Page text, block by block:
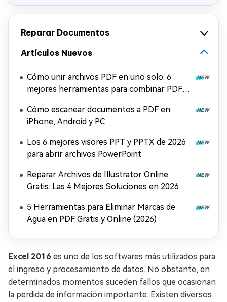
Reparar Documentos
Artículos Nuevos
Cómo unir archivos PDF en uno solo: 6
mejores herramientas para combinar PDF
Cómo escanear documentos a PDF en
iPhone, Android y PC
Los 6 mejores visores PPT y PPTX de 2026
para abrir archivos PowerPoint
Reparar Archivos de Illustrator Online
Gratis: Las 4 Mejores Soluciones en 2026
5 Herramientas para Eliminar Marcas de
Agua en PDF Gratis y Online (2026)
Excel 2016 es uno de los softwares más utilizados para
el ingreso y procesamiento de datos. No obstante, en
determinados momentos suceden fallos que ocasionan
la perdida de información importante. Existen diversos